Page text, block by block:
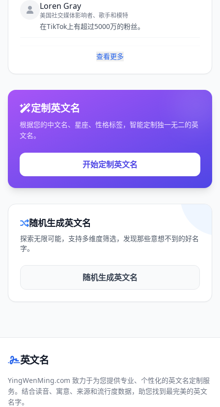
Loren Gray
美国社交媒体影响者、歌手和模特
在TikTok上有超过5000万的粉丝。
查看更多
定制英文名
根据您的中文名、星座、性格标签，智能定制独一无二的英
文名。
开始定制英文名
随机生成英文名
探索无限可能，支持多维度筛选，发现那些意想不到的好名
字。
随机生成英文名
英文名
YingWenMing.com 致力于为您提供专业、个性化的英文名定制服
务。结合读音、寓意、来源和流行度数据，助您找到最完美的英文
名字。